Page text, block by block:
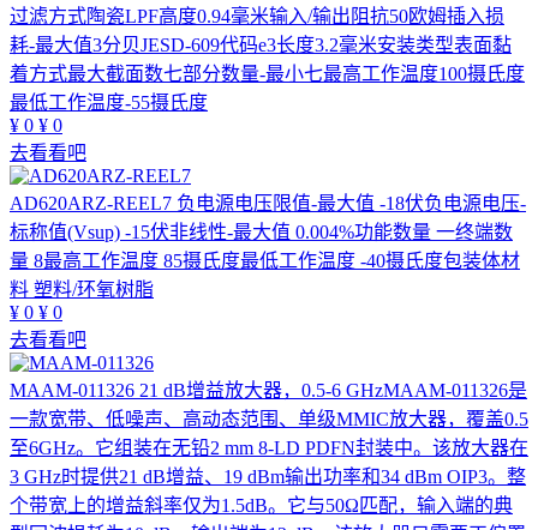
过滤方式陶瓷LPF高度0.94毫米输入/输出阻抗50欧姆插入损
耗-最大值3分贝JESD-609代码e3长度3.2毫米安装类型表面黏
着方式最大截面数七部分数量-最小七最高工作温度100摄氏度
最低工作温度-55摄氏度
¥ 0 ¥ 0
去看看吧
AD620ARZ-REEL7 负电源电压限值-最大值 -18伏负电源电压-
标称值(Vsup) -15伏非线性-最大值 0.004%功能数量 一终端数
量 8最高工作温度 85摄氏度最低工作温度 -40摄氏度包装体材
料 塑料/环氧树脂
¥ 0 ¥ 0
去看看吧
MAAM-011326 21 dB增益放大器，0.5-6 GHzMAAM-011326是
一款宽带、低噪声、高动态范围、单级MMIC放大器，覆盖0.5
至6GHz。它组装在无铅2 mm 8-LD PDFN封装中。该放大器在
3 GHz时提供21 dB增益、19 dBm输出功率和34 dBm OIP3。整
个带宽上的增益斜率仅为1.5dB。它与50Ω匹配，输入端的典